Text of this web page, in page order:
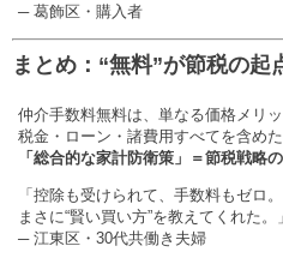
─ 葛飾区・購入者
まとめ：“無料”が節税の起
仲介手数料無料は、単なる価格メリッ
税金・ローン・諸費用すべてを含めた
「総合的な家計防衛策」＝節税戦略
「控除も受けられて、手数料もゼロ。
まさに“賢い買い方”を教えてくれた。」
─ 江東区・30代共働き夫婦